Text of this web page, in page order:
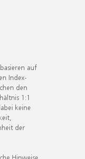
auf
Index-
den
1:1
keine
der